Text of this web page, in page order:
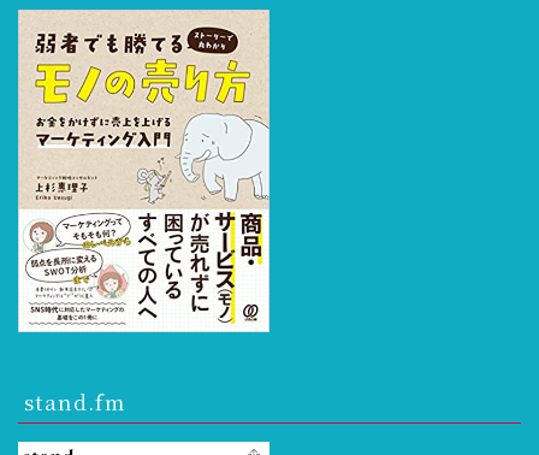
stand.fm